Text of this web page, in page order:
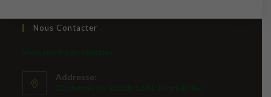
Nous Contacter
Vous rendre au magasin
Addresse:
22 chemin de Robida 53410 Port-Brillet